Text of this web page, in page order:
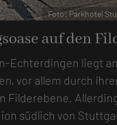
Foto:
auf den
Echterdingen liegt
vor allem durch
Filderebene.
südlich von